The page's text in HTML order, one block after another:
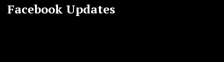
Facebook Updates